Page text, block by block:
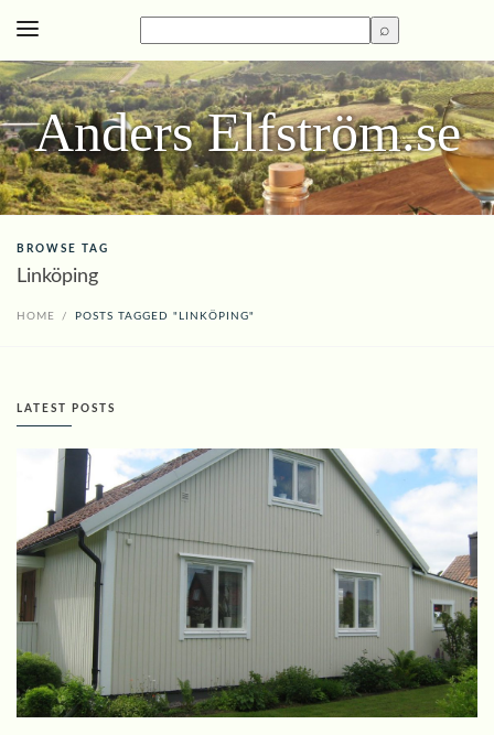
Anders Elfström.se
BROWSE TAG
Linköping
HOME / POSTS TAGGED "LINKÖPING"
LATEST POSTS